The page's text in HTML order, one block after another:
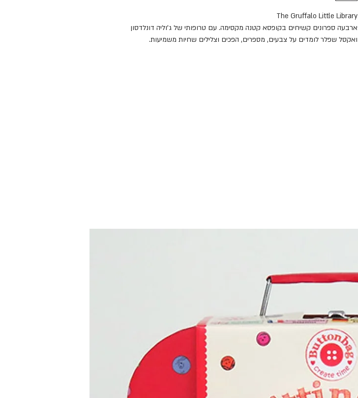
The Gruffalo Little Library
ארבעה ספרונים קשיחים בקופסא קטנה מקסימה. עם טרופותי של ג'וליה דונלדסון
ואקסל שפלר לומדים על צבעים, מספרים, הפכים וצלילים שחיות משמיעות.